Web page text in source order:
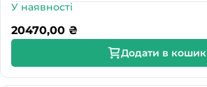
У наявності
20470,00 ₴
Додати в кошик